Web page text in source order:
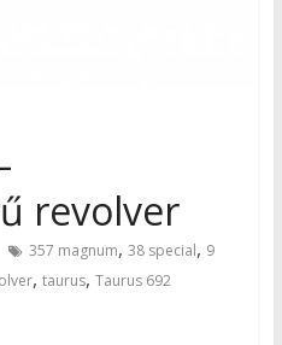
revolver
357 magnum, 38 special, 9
, taurus, Taurus 692